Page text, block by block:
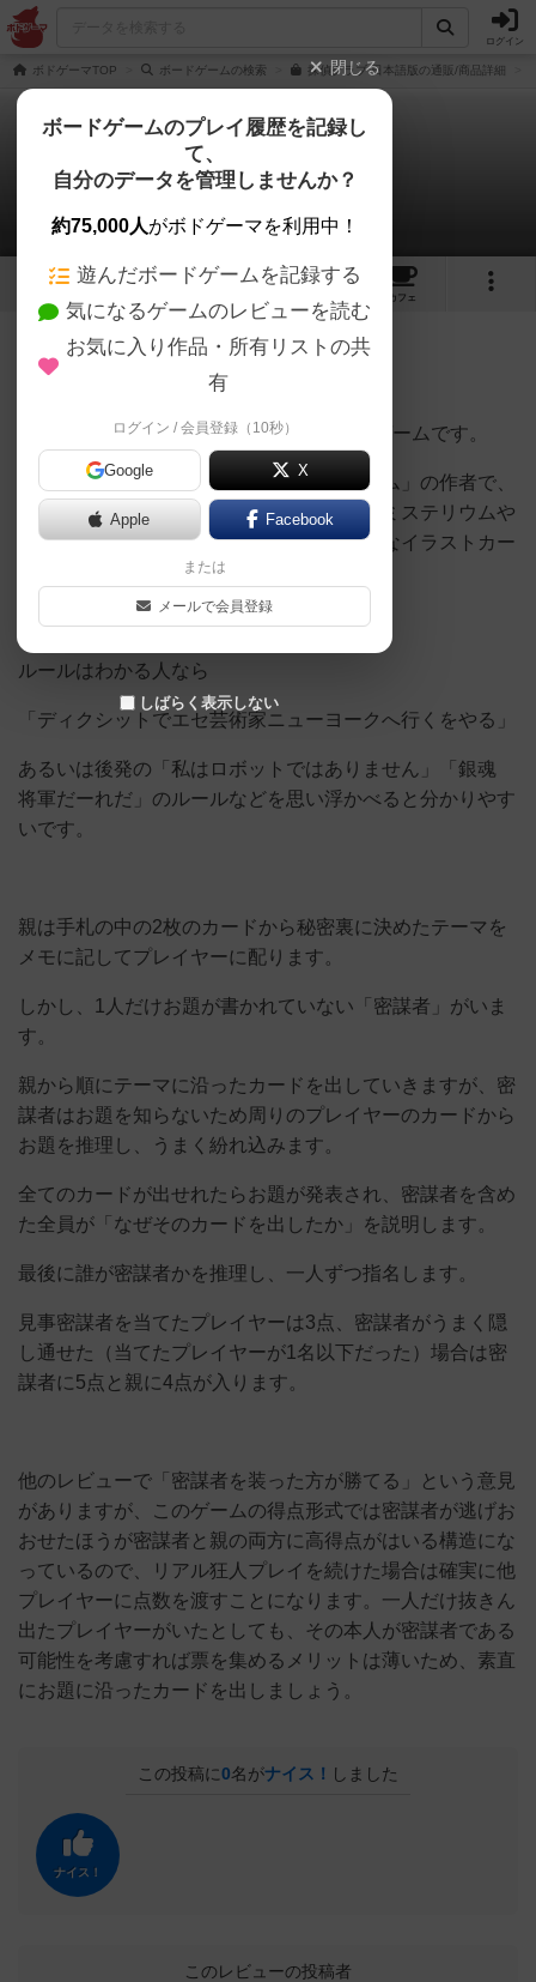
ログイン
ボドゲーマTOP ボードゲームの検索 探偵クラブ 日本語版の通販/商品詳細
探偵クラブ
としゃんさんのレビュー
2 7
カフェ
176名 0名 0 約2ヶ月前
探偵クラブは正体隠匿系+イラスト連想系ゲームです。
同じくイラスト連想系ゲーム「ミステリウム」の作者で、
アートワークも同じであるので、そのままミステリウムや
ディクシットにも使えそうな大盤の幻想的なイラストカー
ドがたっぷり２００枚入っています。
ルールはわかる人なら
「ディクシットでエセ芸術家ニューヨークへ行くをやる」
あるいは後発の「私はロボットではありません」「銀魂
将軍だーれだ」のルールなどを思い浮かべると分かりやす
いです。
親は手札の中の2枚のカードから秘密裏に決めたテーマを
メモに記してプレイヤーに配ります。
しかし、1人だけお題が書かれていない「密謀者」がいま
す。
親から順にテーマに沿ったカードを出していきますが、密
謀者はお題を知らないため周りのプレイヤーのカードから
お題を推理し、うまく紛れ込みます。
全てのカードが出せれたらお題が発表され、密謀者を含め
た全員が「なぜそのカードを出したか」を説明します。
最後に誰が密謀者かを推理し、一人ずつ指名します。
見事密謀者を当てたプレイヤーは3点、密謀者がうまく隠
し通せた（当てたプレイヤーが1名以下だった）場合は密
謀者に5点と親に4点が入ります。
他のレビューで「密謀者を装った方が勝てる」という意見
がありますが、このゲームの得点形式では密謀者が逃げお
おせたほうが密謀者と親の両方に高得点がはいる構造にな
っているので、リアル狂人プレイを続けた場合は確実に他
プレイヤーに点数を渡すことになります。一人だけ抜きん
出たプレイヤーがいたとしても、その本人が密謀者である
可能性を考慮すれば票を集めるメリットは薄いため、素直
にお題に沿ったカードを出しましょう。
この投稿に0名がナイス！ しました
ナイス！
このレビューの投稿者
閉じる
ボードゲームのプレイ履歴を記録し
て、
自分のデータを管理しませんか？
約75,000人がボドゲーマを利用中！
遊んだボードゲームを記録する
気になるゲームのレビューを読む
お気に入り作品・所有リストの共
有
ログイン / 会員登録（10秒）
Google X
Apple Facebook
または
メールで会員登録
しばらく表示しない